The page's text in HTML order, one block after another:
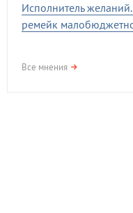
Исполнитель
ремейк
Все мнения